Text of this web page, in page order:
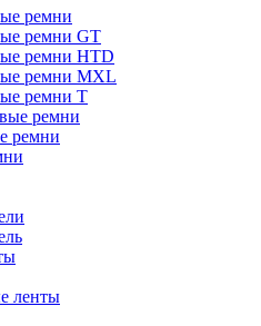
ремни
ремни GT
ремни HTD
ремни MXL
ремни Т
ремни
ремни
ленты